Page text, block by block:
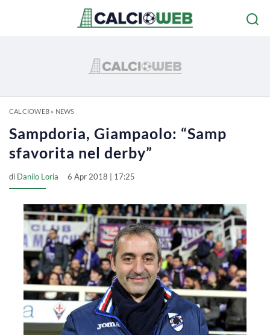
CALCIOWEB» NEWS
Sampdoria, Giampaolo: “Samp
sfavorita nel derby”
di Danilo Loria 6 Apr 2018 | 17:25